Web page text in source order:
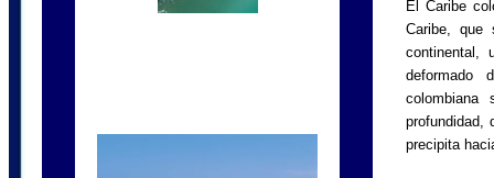
El Caribe
Caribe, que
continental,
deformado
profundidad,
precipita